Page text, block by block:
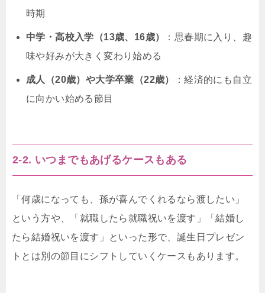
時期
中学・高校入学（13歳、16歳）
：思春期に入り、趣
味や好みが大きく変わり始める
成人（20歳）や大学卒業（22歳）
：経済的にも自立
に向かい始める節目
2-2. いつまでもあげるケースもある
「何歳になっても、孫が喜んでくれるなら渡したい」
という方や、「就職したら就職祝いを渡す」「結婚し
たら結婚祝いを渡す」といった形で、誕生日プレゼン
トとは別の節目にシフトしていくケースもあります。